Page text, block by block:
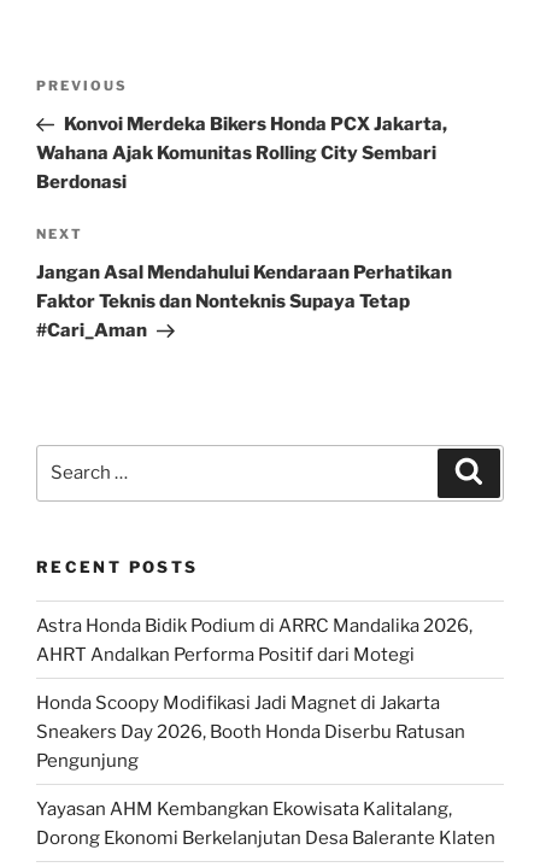
Previous
Post
PREVIOUS
Konvoi Merdeka Bikers Honda PCX Jakarta,
Wahana Ajak Komunitas Rolling City Sembari
Berdonasi
Next
Post
NEXT
Jangan Asal Mendahului Kendaraan Perhatikan
Faktor Teknis dan Nonteknis Supaya Tetap
#Cari_Aman
RECENT POSTS
Astra Honda Bidik Podium di ARRC Mandalika 2026,
AHRT Andalkan Performa Positif dari Motegi
Honda Scoopy Modifikasi Jadi Magnet di Jakarta
Sneakers Day 2026, Booth Honda Diserbu Ratusan
Pengunjung
Yayasan AHM Kembangkan Ekowisata Kalitalang,
Dorong Ekonomi Berkelanjutan Desa Balerante Klaten